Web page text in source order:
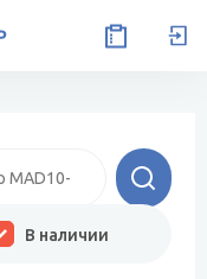
В наличии